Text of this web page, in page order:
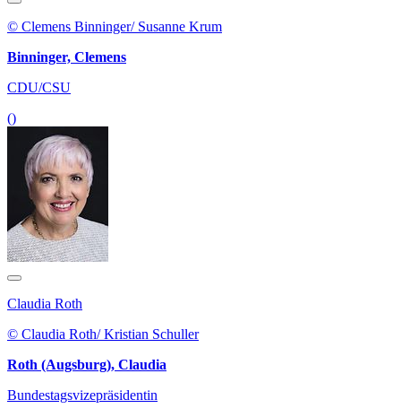
© Clemens Binninger/ Susanne Krum
Binninger, Clemens
CDU/CSU
()
Claudia Roth
© Claudia Roth/ Kristian Schuller
Roth (Augsburg), Claudia
Bundestagsvizepräsidentin